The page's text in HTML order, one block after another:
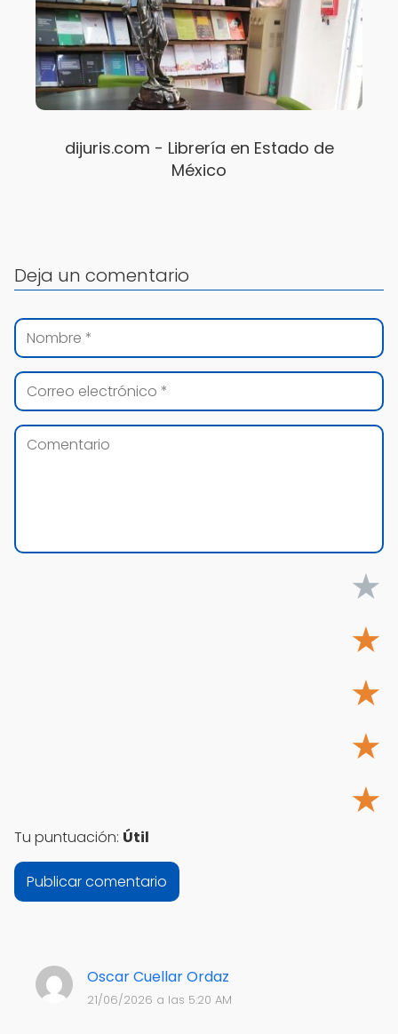
dijuris.com - Librería en Estado de
México
Oscar Cuellar Ordaz
21/06/2026 a las 5:20 AM
Deja un comentario
★
★
★
★
★
Tu puntuación: Útil